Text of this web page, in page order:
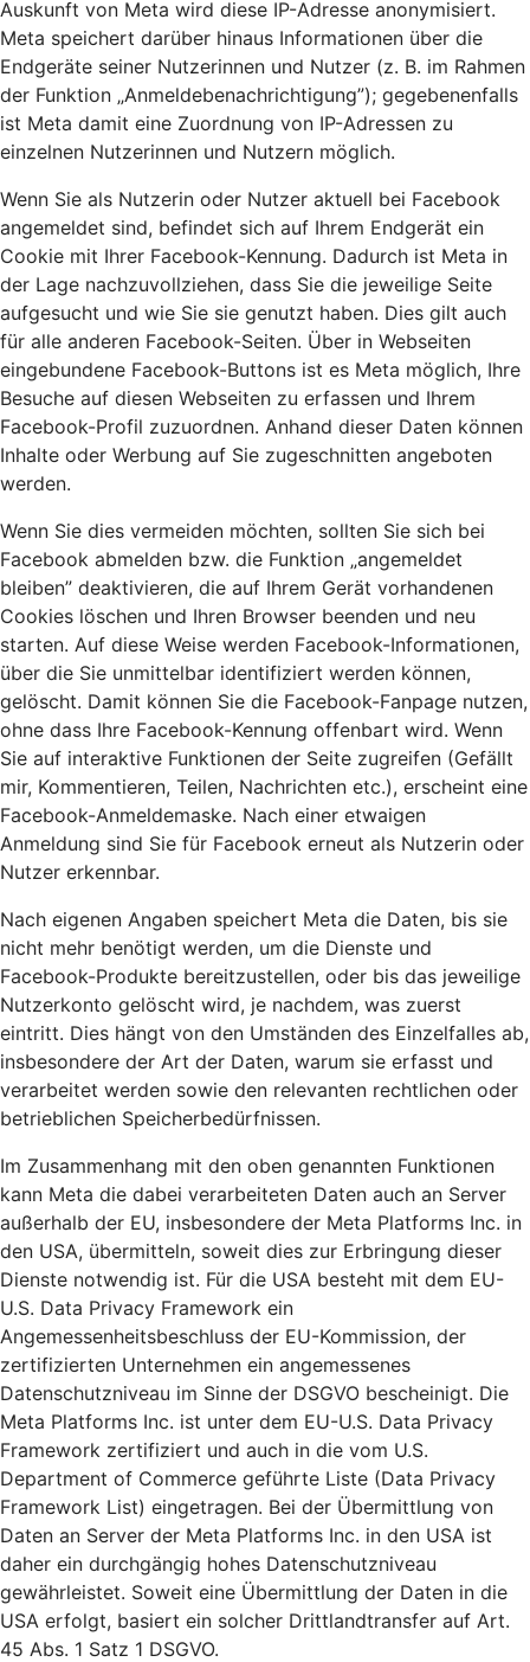
Auskunft von Meta wird diese IP-Adresse anonymisiert.
Meta speichert darüber hinaus Informationen über die
Endgeräte seiner Nutzerinnen und Nutzer (z. B. im Rahmen
der Funktion „Anmeldebenachrichtigung”); gegebenenfalls
ist Meta damit eine Zuordnung von IP-Adressen zu
einzelnen Nutzerinnen und Nutzern möglich.
Wenn Sie als Nutzerin oder Nutzer aktuell bei Facebook
angemeldet sind, befindet sich auf Ihrem Endgerät ein
Cookie mit Ihrer Facebook-Kennung. Dadurch ist Meta in
der Lage nachzuvollziehen, dass Sie die jeweilige Seite
aufgesucht und wie Sie sie genutzt haben. Dies gilt auch
für alle anderen Facebook-Seiten. Über in Webseiten
eingebundene Facebook-Buttons ist es Meta möglich, Ihre
Besuche auf diesen Webseiten zu erfassen und Ihrem
Facebook-Profil zuzuordnen. Anhand dieser Daten können
Inhalte oder Werbung auf Sie zugeschnitten angeboten
werden.
Wenn Sie dies vermeiden möchten, sollten Sie sich bei
Facebook abmelden bzw. die Funktion „angemeldet
bleiben” deaktivieren, die auf Ihrem Gerät vorhandenen
Cookies löschen und Ihren Browser beenden und neu
starten. Auf diese Weise werden Facebook-Informationen,
über die Sie unmittelbar identifiziert werden können,
gelöscht. Damit können Sie die Facebook-Fanpage nutzen,
ohne dass Ihre Facebook-Kennung offenbart wird. Wenn
Sie auf interaktive Funktionen der Seite zugreifen (Gefällt
mir, Kommentieren, Teilen, Nachrichten etc.), erscheint eine
Facebook-Anmeldemaske. Nach einer etwaigen
Anmeldung sind Sie für Facebook erneut als Nutzerin oder
Nutzer erkennbar.
Nach eigenen Angaben speichert Meta die Daten, bis sie
nicht mehr benötigt werden, um die Dienste und
Facebook-Produkte bereitzustellen, oder bis das jeweilige
Nutzerkonto gelöscht wird, je nachdem, was zuerst
eintritt. Dies hängt von den Umständen des Einzelfalles ab,
insbesondere der Art der Daten, warum sie erfasst und
verarbeitet werden sowie den relevanten rechtlichen oder
betrieblichen Speicherbedürfnissen.
Im Zusammenhang mit den oben genannten Funktionen
kann Meta die dabei verarbeiteten Daten auch an Server
außerhalb der EU, insbesondere der Meta Platforms Inc. in
den USA, übermitteln, soweit dies zur Erbringung dieser
Dienste notwendig ist. Für die USA besteht mit dem EU-
U.S. Data Privacy Framework ein
Angemessenheitsbeschluss der EU-Kommission, der
zertifizierten Unternehmen ein angemessenes
Datenschutzniveau im Sinne der DSGVO bescheinigt. Die
Meta Platforms Inc. ist unter dem EU-U.S. Data Privacy
Framework zertifiziert und auch in die vom U.S.
Department of Commerce geführte Liste (Data Privacy
Framework List) eingetragen. Bei der Übermittlung von
Daten an Server der Meta Platforms Inc. in den USA ist
daher ein durchgängig hohes Datenschutzniveau
gewährleistet. Soweit eine Übermittlung der Daten in die
USA erfolgt, basiert ein solcher Drittlandtransfer auf Art.
45 Abs. 1 Satz 1 DSGVO.